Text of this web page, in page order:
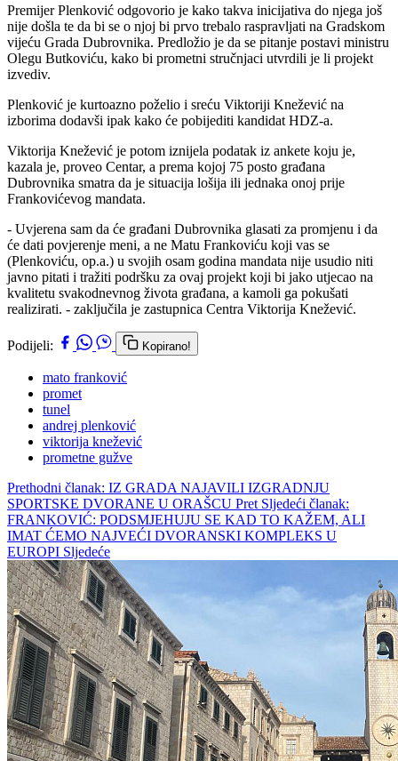
Premijer Plenković odgovorio je kako takva inicijativa do njega još
nije došla te da bi se o njoj bi prvo trebalo raspravljati na Gradskom
vijeću Grada Dubrovnika. Predložio je da se pitanje postavi ministru
Olegu Butkoviću, kako bi prometni stručnjaci utvrdili je li projekt
izvediv.
Plenković je kurtoazno poželio i sreću Viktoriji Knežević na
izborima dodavši ipak kako će pobijediti kandidat HDZ-a.
Viktorija Knežević je potom iznijela podatak iz ankete koju je,
kazala je, proveo Centar, a prema kojoj 75 posto građana
Dubrovnika smatra da je situacija lošija ili jednaka onoj prije
Frankovićevog mandata.
- Uvjerena sam da će građani Dubrovnika glasati za promjenu i da
će dati povjerenje meni, a ne Matu Frankoviću koji vas se
(Plenkoviću, op.a.) u svojih osam godina mandata nije usudio niti
javno pitati i tražiti podršku za ovaj projekt koji bi jako utjecao na
kvalitetu svakodnevnog života građana, a kamoli ga pokušati
realizirati. - zaključila je zastupnica Centra Viktorija Knežević.
Podijeli: Kopirano!
mato franković
promet
tunel
andrej plenković
viktorija knežević
prometne gužve
Prethodni članak: IZ GRADA NAJAVILI IZGRADNJU
SPORTSKE DVORANE U ORAŠCU Pret Sljedeći članak:
FRANKOVIĆ: PODSMJEHUJU SE KAD TO KAŽEM, ALI
IMAT ĆEMO NAJVEĆI DVORANSKI KOMPLEKS U
EUROPI Sljedeće